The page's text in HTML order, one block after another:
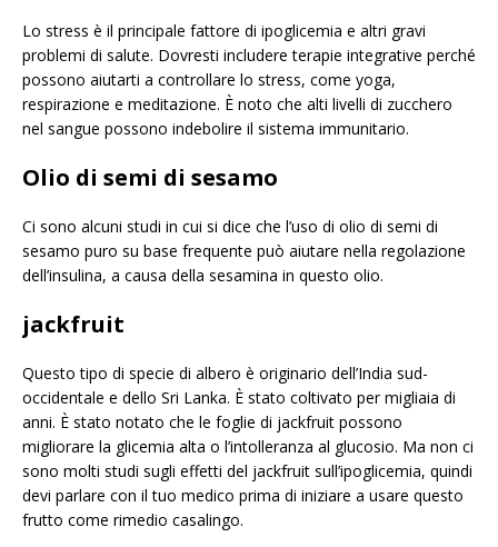
Lo stress è il principale fattore di ipoglicemia e altri gravi
problemi di salute. Dovresti includere terapie integrative perché
possono aiutarti a controllare lo stress, come yoga,
respirazione e meditazione. È noto che alti livelli di zucchero
nel sangue possono indebolire il sistema immunitario.
Olio di semi di sesamo
Ci sono alcuni studi in cui si dice che l’uso di olio di semi di
sesamo puro su base frequente può aiutare nella regolazione
dell’insulina, a causa della sesamina in questo olio.
jackfruit
Questo tipo di specie di albero è originario dell’India sud-
occidentale e dello Sri Lanka. È stato coltivato per migliaia di
anni. È stato notato che le foglie di jackfruit possono
migliorare la glicemia alta o l’intolleranza al glucosio. Ma non ci
sono molti studi sugli effetti del jackfruit sull’ipoglicemia, quindi
devi parlare con il tuo medico prima di iniziare a usare questo
frutto come rimedio casalingo.